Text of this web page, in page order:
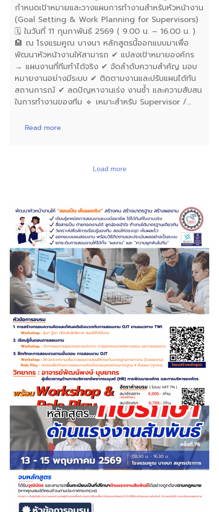
กำหนดเป้าหมายและวางแผนการทำงานสำหรับหัวหน้างาน
(Goal Setting & Work Planning for Supervisors)
🗓️ ในวันที่ 11 กุมภาพันธ์ 2569 ( 9.00 น. – 16.00 น. )
🏨 ณ โรงแรมคูณ บางนา หลักสูตรนี้ออกแบบมาเพื่อ
พัฒนาหัวหน้างานให้สามารถ ✔ แปลงเป้าหมายองค์กร
→ แผนงานที่ทีมทำได้จริง ✔ จัดลำดับความสำคัญ มอบ
หมายงานอย่างมีระบบ ✔ ติดตามงานและปรับแผนได้ทัน
สถานการณ์ ✔ ลดปัญหางานเร่ง งานซ้ำ และความสับสน
ในการทำงานของทีม 🔹 เหมาะสำหรับ Supervisor /…
Read more
Load more
March 5, 2026
หลักสูตร…เทคนิคการสอนงาน OJT
ตามแนวทาง TWI แบบได้ใจ ได้งาน
March 5, 2026
หลักสูตร…ที่ปรึกษาด้าน